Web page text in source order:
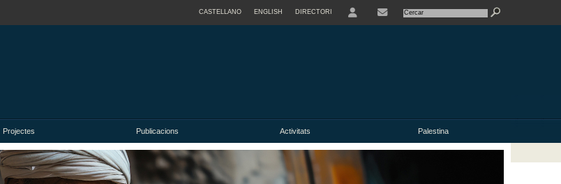
CASTELLANO ENGLISH DIRECTORI
Projectes Publicacions Activitats Palestina